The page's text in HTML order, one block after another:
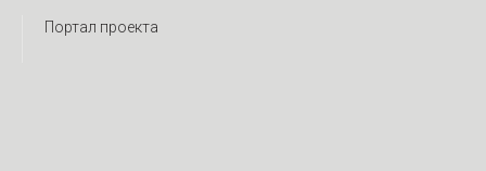
Портал проекта